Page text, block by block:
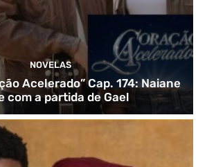
NOVELAS
Acelerado” Cap. 174: Naiane
com a partida de Gael